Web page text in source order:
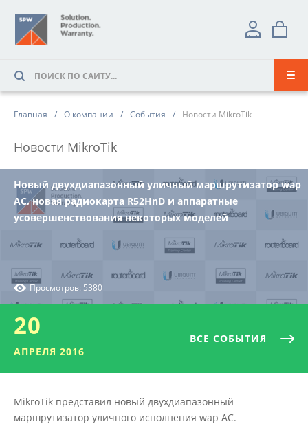
Главная О компании События Новости MikroTik
Новости MikroTik
Новый двухдиапазонный уличный маршрутизатор wap
AC, новая радиокарта R52HnD и аппаратные
усовершенствования некоторых моделей
Просмотров: 5380
20
АПРЕЛЯ 2016
ВСЕ СОБЫТИЯ
MikroTik представил новый двухдиапазонный
маршрутизатор уличного исполнения wap AC.